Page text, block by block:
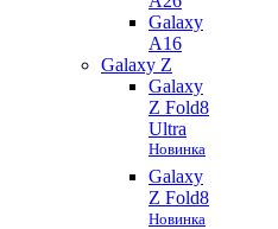
Galaxy
A16
Galaxy Z
Galaxy
Z Fold8
Ultra
Новинка
Galaxy
Z Fold8
Новинка